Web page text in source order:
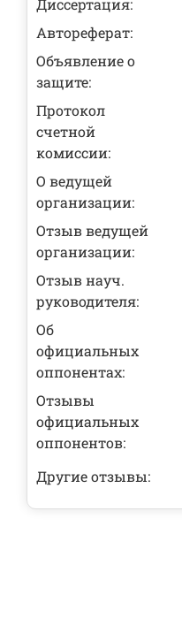
Диссертация:
Автореферат:
Объявление о
защите:
Протокол
счетной
комиссии:
О ведущей
организации:
Отзыв ведущей
организации:
Отзыв науч.
руководителя:
Об
официальных
оппонентах:
Отзывы
официальных
оппонентов:
Другие отзывы: